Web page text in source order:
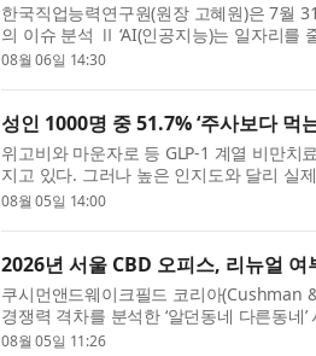
한국직업능력연구원(원장 고혜원)은 7월
의 이슈 분석 Ⅱ ‘AI(인공지능)는 일자리를
과’를 통해 AI 활용 전후 기업의 고용 변화
08월 06일 14:30
성인 1000명 중 51.7% ‘주사보다 먹
위고비와 마운자로 등 GLP-1 계열 비만치
지고 있다. 그러나 높은 인지도와 달리 실
것으로 나타났다. 리서치 및 데이터 인텔리
08월 05일 14:00
2026년 서울 CBD 오피스, 리뉴얼
쿠시먼앤드웨이크필드 코리아(Cushman
경쟁력 격차를 분석한 ‘알던동네 다른동
먼앤드웨이크필드가 독점 보유한 카드 빅
08월 05일 11:26